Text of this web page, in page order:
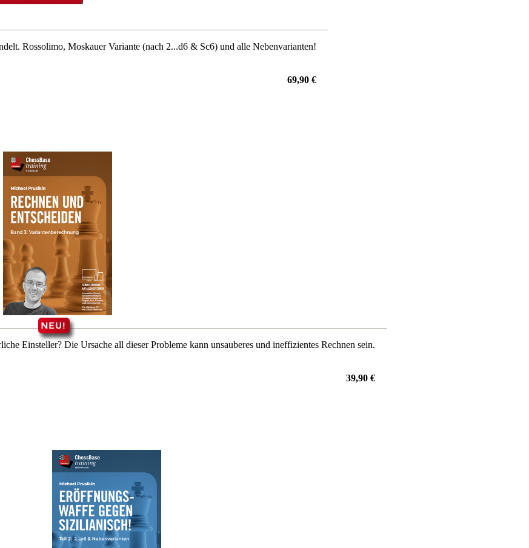
Rossolimo, Moskauer Variante (nach 2...d6 & Sc6) und alle Nebenvarianten!
69,90 €
Einsteller? Die Ursache all dieser Probleme kann unsauberes und ineffizientes Rechnen sein.
39,90 €